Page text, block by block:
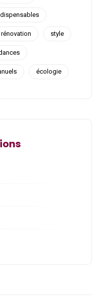
rénovation style
écologie